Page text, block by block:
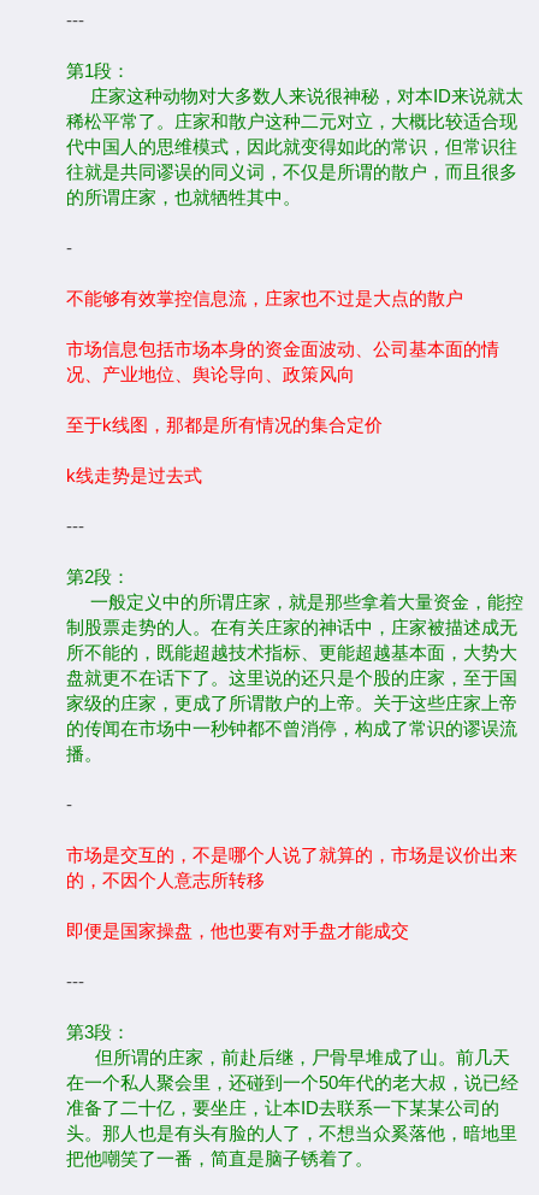
---
第1段：
庄家这种动物对大多数人来说很神秘，对本ID来说就太
稀松平常了。庄家和散户这种二元对立，大概比较适合现
代中国人的思维模式，因此就变得如此的常识，但常识往
往就是共同谬误的同义词，不仅是所谓的散户，而且很多
的所谓庄家，也就牺牲其中。
-
不能够有效掌控信息流，庄家也不过是大点的散户
市场信息包括市场本身的资金面波动、公司基本面的情
况、产业地位、舆论导向、政策风向
至于k线图，那都是所有情况的集合定价
k线走势是过去式
---
第2段：
一般定义中的所谓庄家，就是那些拿着大量资金，能控
制股票走势的人。在有关庄家的神话中，庄家被描述成无
所不能的，既能超越技术指标、更能超越基本面，大势大
盘就更不在话下了。这里说的还只是个股的庄家，至于国
家级的庄家，更成了所谓散户的上帝。关于这些庄家上帝
的传闻在市场中一秒钟都不曾消停，构成了常识的谬误流
播。
-
市场是交互的，不是哪个人说了就算的，市场是议价出来
的，不因个人意志所转移
即便是国家操盘，他也要有对手盘才能成交
---
第3段：
但所谓的庄家，前赴后继，尸骨早堆成了山。前几天
在一个私人聚会里，还碰到一个50年代的老大叔，说已经
准备了二十亿，要坐庄，让本ID去联系一下某某公司的
头。那人也是有头有脸的人了，不想当众奚落他，暗地里
把他嘲笑了一番，简直是脑子锈着了。